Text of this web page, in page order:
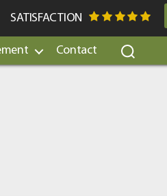
SATISFACTION
Contact